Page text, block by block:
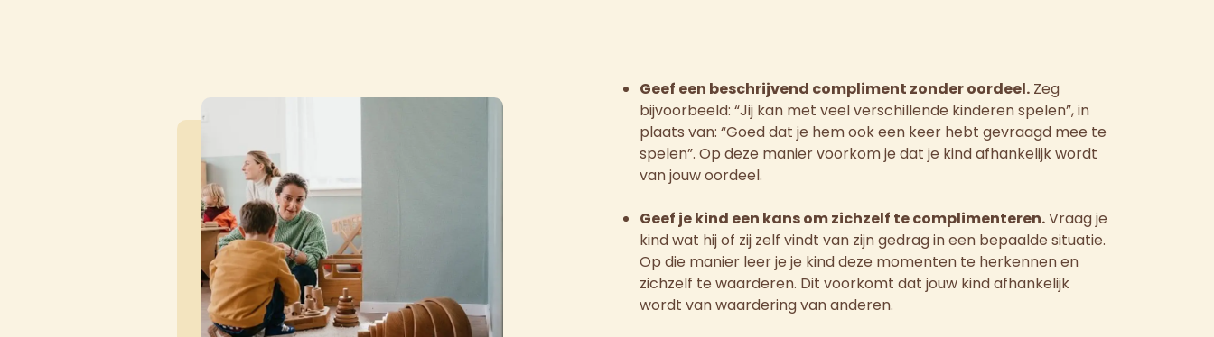
Geef een beschrijvend compliment zonder oordeel.Zeg
bijvoorbeeld: “Jij kan met veel verschillende kinderen spelen”, in
plaats van: “Goed dat je hem ook een keer hebt gevraagd mee te
spelen”. Op deze manier voorkom je dat je kind afhankelijk wordt
van jouw oordeel.
Geef je kind een kans om zichzelf te complimenteren.Vraag je
kind wat hij of zij zelf vindt van zijn gedrag in een bepaalde situatie.
Op die manier leer je je kind deze momenten te herkennen en
zichzelf te waarderen. Dit voorkomt dat jouw kind afhankelijk
wordt van waardering van anderen.